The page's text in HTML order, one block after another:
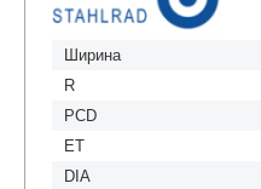
Ширина
R
PCD
ET
DIA